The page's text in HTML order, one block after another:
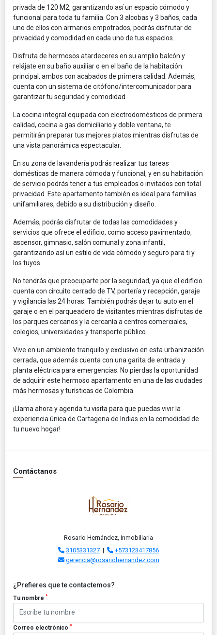
privada de 120 M2, garantizando así un espacio cómodo y
funcional para toda tu familia. Con 3 alcobas y 3 baños, cada
uno de ellos con armarios empotrados, podrás disfrutar de
privacidad y comodidad en cada uno de tus espacios.
Disfruta de hermosos atardeceres en su amplio balcón y
relájate en su baño auxiliar o en el baño de la habitación
principal, ambos con acabados de primera calidad. Además,
cuenta con un sistema de citófono/intercomunicador para
garantizar tu seguridad y comodidad.
La cocina integral equipada con electrodomésticos de primera
calidad, cocina a gas domiciliario y doble ventana, te
permitirán preparar tus mejores platos mientras disfrutas de
una vista panorámica espectacular.
En su zona de lavandería podrás realizar tus tareas
domésticas de manera cómoda y funcional, y en su habitación
de servicio podrás tener a tus empleados o invitados con total
privacidad. Este apartamento también es ideal para familias
unifamiliares, debido a su distribución y diseño.
Además, podrás disfrutar de todas las comodidades y
servicios que ofrece el edificio, como acceso pavimentado,
ascensor, gimnasio, salón comunal y zona infantil,
garantizando así un estilo de vida cómodo y seguro para ti y
los tuyos.
No tendrás que preocuparte por la seguridad, ya que el edificio
cuenta con circuito cerrado de TV, portería y recepción, garaje
y vigilancia las 24 horas. También podrás dejar tu auto en el
garaje o en el parqueadero de visitantes mientras disfrutas de
los parques cercanos y la cercanía a centros comerciales,
colegios, universidades y transporte público.
Vive en un ambiente tranquilo y exclusivo en esta urbanización
cerrada, que además cuenta con una garita de entrada y
planta eléctrica para emergencias. No pierdas la oportunidad
de adquirir este hermoso apartamento en una de las ciudades
más hermosas y turísticas de Colombia.
¡Llama ahora y agenda tu visita para que puedas vivir la
experiencia única de Cartagena de Indias en la comodidad de
tu nuevo hogar!
Contáctanos
Rosario Hernández, Inmobiliaria
3105331327 |
+573123417856
gerencia@rosariohernandez.com
¿Prefieres que te contactemos?
Tu nombre *
Correo electrónico *